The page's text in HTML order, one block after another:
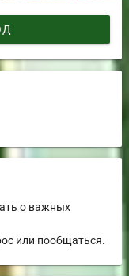
о важных
или пообщаться.